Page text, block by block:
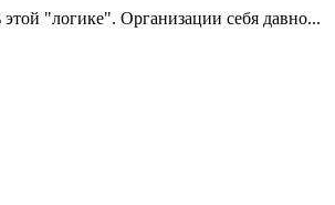
"логике". Организации себя давно...